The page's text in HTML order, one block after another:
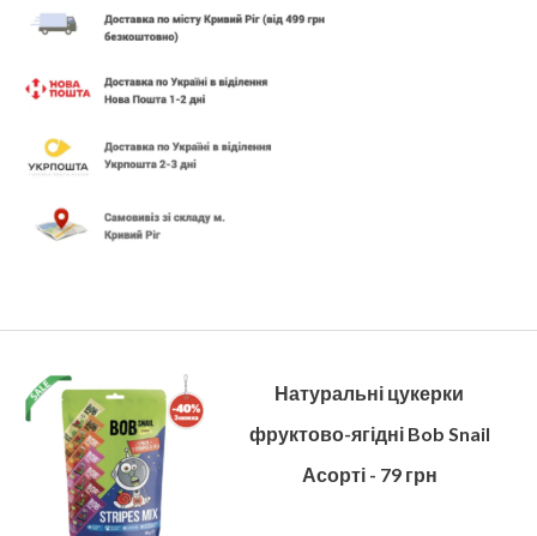
Натуральні цукерки
фруктово-ягідні Bob Snail
Асорті - 79 грн